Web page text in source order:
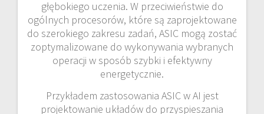
głębokiego uczenia. W przeciwieństwie do
ogólnych procesorów, które są zaprojektowane
do szerokiego zakresu zadań, ASIC mogą zostać
zoptymalizowane do wykonywania wybranych
operacji w sposób szybki i efektywny
energetycznie.
Przykładem zastosowania ASIC w AI jest
projektowanie układów do przyspieszania